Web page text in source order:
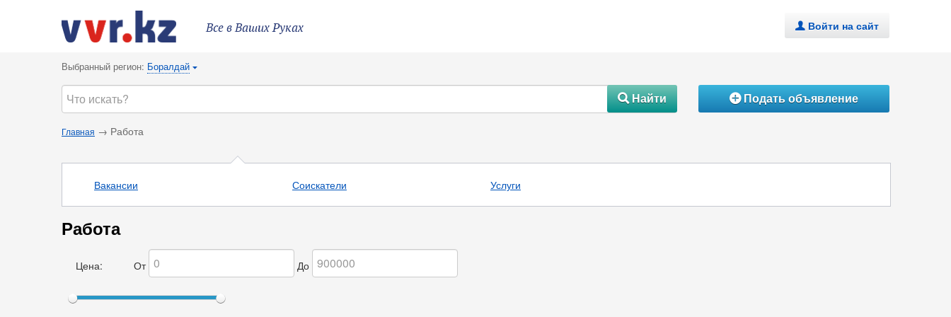
Все в Ваших Руках . Войти на сайт
Выбранный регион: Боралдай {
#Найти ÁПодать объявление
Главная → Работа
Вакансии Соискатели Услуги
Работа
Цена: От До